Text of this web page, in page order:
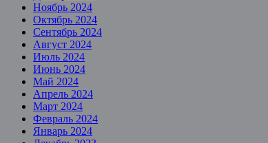
Ноябрь 2024
Октябрь 2024
Сентябрь 2024
Август 2024
Июль 2024
Июнь 2024
Май 2024
Апрель 2024
Март 2024
Февраль 2024
Январь 2024